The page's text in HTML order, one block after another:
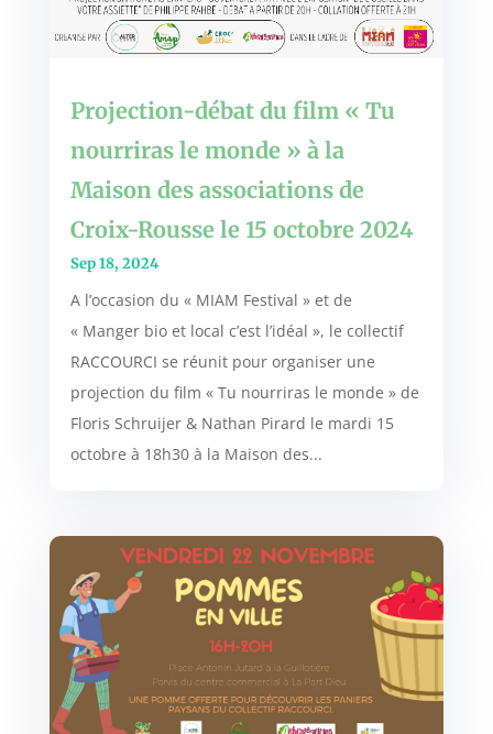
Projection-débat du film « Tu
nourriras le monde » à la
Maison des associations de
Croix-Rousse le 15 octobre 2024
Sep 18, 2024
A l’occasion du « MIAM Festival » et de
« Manger bio et local c’est l’idéal », le collectif
RACCOURCI se réunit pour organiser une
projection du film « Tu nourriras le monde » de
Floris Schruijer & Nathan Pirard le mardi 15
octobre à 18h30 à la Maison des...